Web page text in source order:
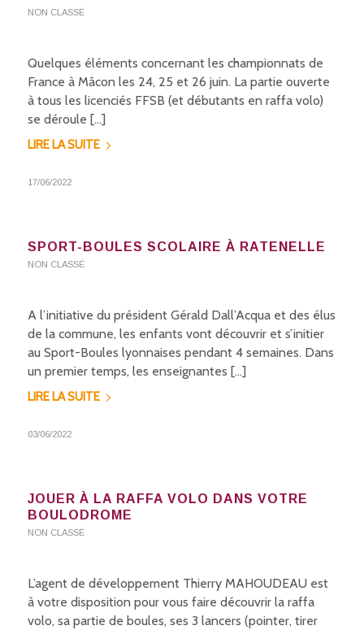
NON CLASSÉ
Quelques éléments concernant les championnats de
France à Mâcon les 24, 25 et 26 juin. La partie ouverte
à tous les licenciés FFSB (et débutants en raffa volo)
se déroule […]
LIRE LA SUITE
17/06/2022
SPORT-BOULES SCOLAIRE À RATENELLE
NON CLASSÉ
A l’initiative du président Gérald Dall’Acqua et des élus
de la commune, les enfants vont découvrir et s’initier
au Sport-Boules lyonnaises pendant 4 semaines. Dans
un premier temps, les enseignantes […]
LIRE LA SUITE
03/06/2022
JOUER À LA RAFFA VOLO DANS VOTRE
BOULODROME
NON CLASSÉ
L’agent de développement Thierry MAHOUDEAU est
à votre disposition pour vous faire découvrir la raffa
volo, sa partie de boules, ses 3 lancers (pointer, tirer